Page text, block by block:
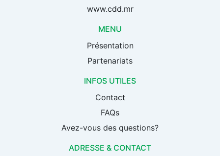
www.cdd.mr
MENU
Présentation
Partenariats
INFOS UTILES
Contact
FAQs
Avez-vous des questions?
ADRESSE & CONTACT